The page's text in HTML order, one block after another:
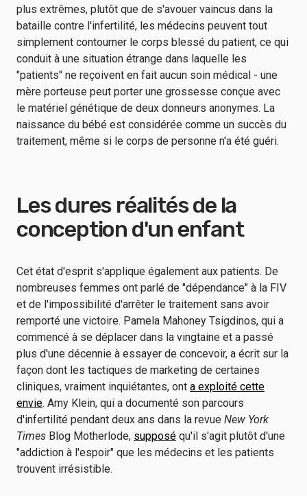
plus extrêmes, plutôt que de s'avouer vaincus dans la
bataille contre l'infertilité, les médecins peuvent tout
simplement contourner le corps blessé du patient, ce qui
conduit à une situation étrange dans laquelle les
"patients" ne reçoivent en fait aucun soin médical - une
mère porteuse peut porter une grossesse conçue avec
le matériel génétique de deux donneurs anonymes. La
naissance du bébé est considérée comme un succès du
traitement, même si le corps de personne n'a été guéri.
Les dures réalités de la
conception d'un enfant
Cet état d'esprit s'applique également aux patients. De
nombreuses femmes ont parlé de "dépendance" à la FIV
et de l'impossibilité d'arrêter le traitement sans avoir
remporté une victoire. Pamela Mahoney Tsigdinos, qui a
commencé à se déplacer dans la vingtaine et a passé
plus d'une décennie à essayer de concevoir, a écrit sur la
façon dont les tactiques de marketing de certaines
cliniques, vraiment inquiétantes, ont a exploité cette
envie. Amy Klein, qui a documenté son parcours
d'infertilité pendant deux ans dans la revue New York
Times Blog Motherlode, supposé qu'il s'agit plutôt d'une
"addiction à l'espoir" que les médecins et les patients
trouvent irrésistible.